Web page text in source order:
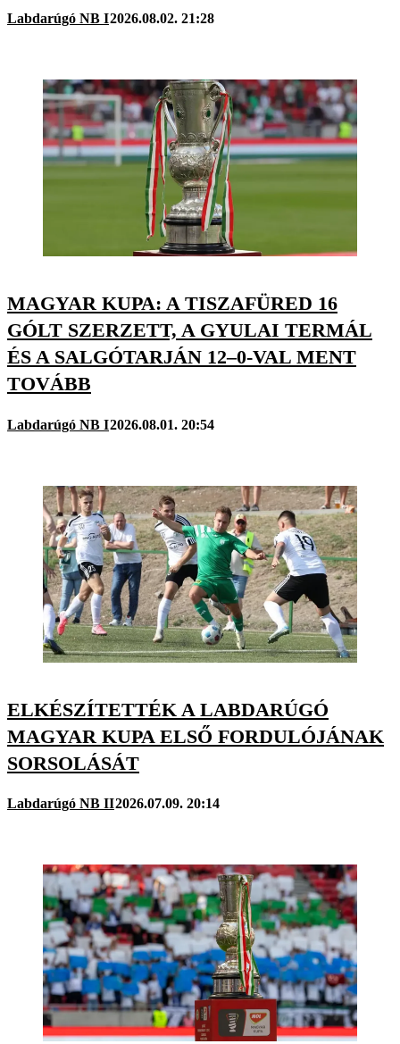
Labdarúgó NB I2026.08.02. 21:28
MAGYAR KUPA: A TISZAFÜRED 16
GÓLT SZERZETT, A GYULAI TERMÁL
ÉS A SALGÓTARJÁN 12–0-VAL MENT
TOVÁBB
Labdarúgó NB I2026.08.01. 20:54
ELKÉSZÍTETTÉK A LABDARÚGÓ
MAGYAR KUPA ELSŐ FORDULÓJÁNAK
SORSOLÁSÁT
Labdarúgó NB II2026.07.09. 20:14